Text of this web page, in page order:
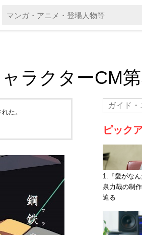
ラクターCM
た。
ピック
1.『愛がな
泉力哉の制
迫る